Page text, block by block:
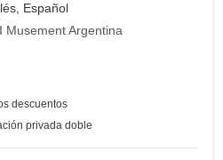
Español
Musement Argentina
descuentos
privada doble